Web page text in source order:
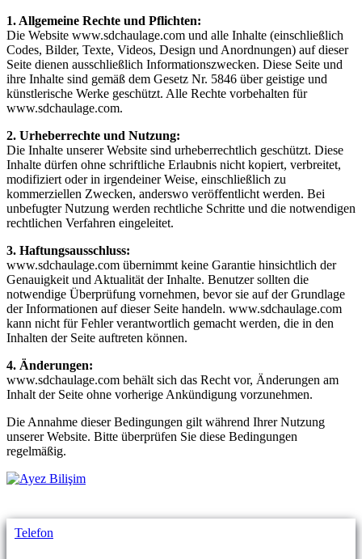
1. Allgemeine Rechte und Pflichten:
Die Website www.sdchaulage.com und alle Inhalte (einschließlich
Codes, Bilder, Texte, Videos, Design und Anordnungen) auf dieser
Seite dienen ausschließlich Informationszwecken. Diese Seite und
ihre Inhalte sind gemäß dem Gesetz Nr. 5846 über geistige und
künstlerische Werke geschützt. Alle Rechte vorbehalten für
www.sdchaulage.com.
2. Urheberrechte und Nutzung:
Die Inhalte unserer Website sind urheberrechtlich geschützt. Diese
Inhalte dürfen ohne schriftliche Erlaubnis nicht kopiert, verbreitet,
modifiziert oder in irgendeiner Weise, einschließlich zu
kommerziellen Zwecken, anderswo veröffentlicht werden. Bei
unbefugter Nutzung werden rechtliche Schritte und die notwendigen
rechtlichen Verfahren eingeleitet.
3. Haftungsausschluss:
www.sdchaulage.com übernimmt keine Garantie hinsichtlich der
Genauigkeit und Aktualität der Inhalte. Benutzer sollten die
notwendige Überprüfung vornehmen, bevor sie auf der Grundlage
der Informationen auf dieser Seite handeln. www.sdchaulage.com
kann nicht für Fehler verantwortlich gemacht werden, die in den
Inhalten der Seite auftreten können.
4. Änderungen:
www.sdchaulage.com behält sich das Recht vor, Änderungen am
Inhalt der Seite ohne vorherige Ankündigung vorzunehmen.
Die Annahme dieser Bedingungen gilt während Ihrer Nutzung
unserer Website. Bitte überprüfen Sie diese Bedingungen
regelmäßig.
Telefon